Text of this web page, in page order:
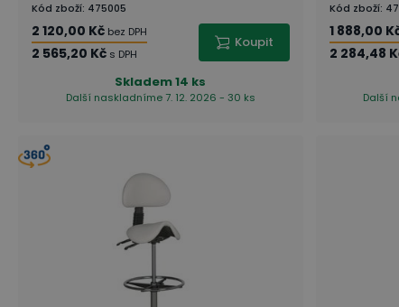
Kód zboží: 475005
2 120,00 Kč bez DPH
2 565,20 Kč s DPH
Koupit
Skladem14 ks
Další naskladníme 7. 12. 2026 - 30 ks
Kód zboží:
1 888,00
2 284,48
Další